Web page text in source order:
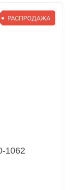
РАСПРОДАЖА
1062